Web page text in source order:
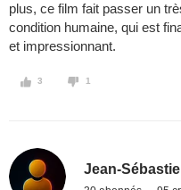
plus, ce film fait passer un
condition humaine, qui est
et impressionnant.
3 1
Jean-